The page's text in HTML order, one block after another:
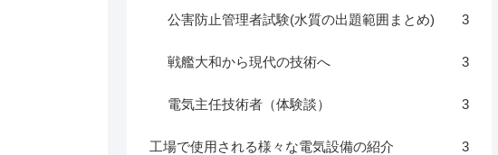
公害防止管理者試験(水質の出題範囲まとめ) 3
戦艦大和から現代の技術へ 3
電気主任技術者（体験談） 3
工場で使用される様々な電気設備の紹介 3